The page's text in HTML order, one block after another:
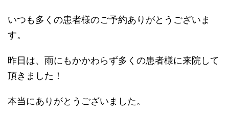
いつも多くの患者様のご予約ありがとうございま
す。
昨日は、雨にもかかわらず多くの患者様に来院して
頂きました！
本当にありがとうございました。